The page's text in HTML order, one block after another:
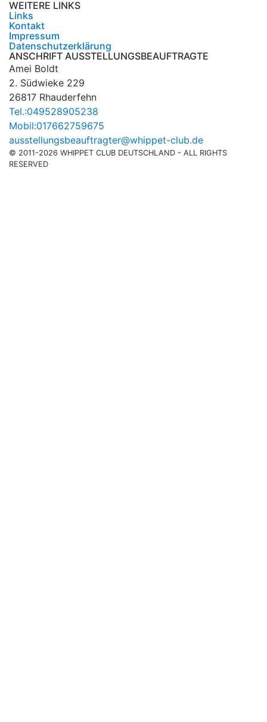
WEITERE LINKS
Links
Kontakt
Impressum
Datenschutzerklärung
ANSCHRIFT AUSSTELLUNGSBEAUFTRAGTE
Amei Boldt
2. Südwieke 229
26817 Rhauderfehn
Tel.:049528905238
Mobil:017662759675
ausstellungsbeauftragter@whippet-club.de
© 2011-2026 WHIPPET CLUB DEUTSCHLAND - ALL RIGHTS
RESERVED